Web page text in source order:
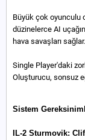
Büyük çok oyunculu
düzinelerce AI
hava savaşları sağlar.
Single Player'daki
Oluşturucu, sonsuz
Sistem
IL-2 Sturmovik: